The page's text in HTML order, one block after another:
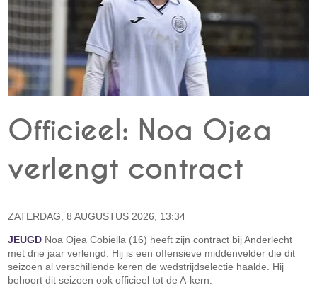
Officieel: Noa Ojea
verlengt contract
ZATERDAG, 8 AUGUSTUS 2026, 13:34
JEUGD Noa Ojea Cobiella (16) heeft zijn contract bij Anderlecht
met drie jaar verlengd. Hij is een offensieve middenvelder die dit
seizoen al verschillende keren de wedstrijdselectie haalde. Hij
behoort dit seizoen ook officieel tot de A-kern.